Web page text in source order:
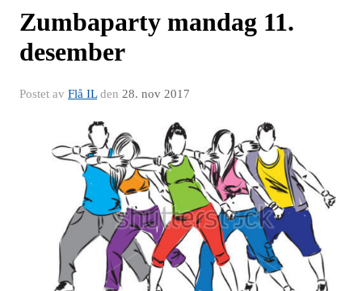
Zumbaparty mandag 11.
desember
Postet av Flå ILden 28. nov 2017